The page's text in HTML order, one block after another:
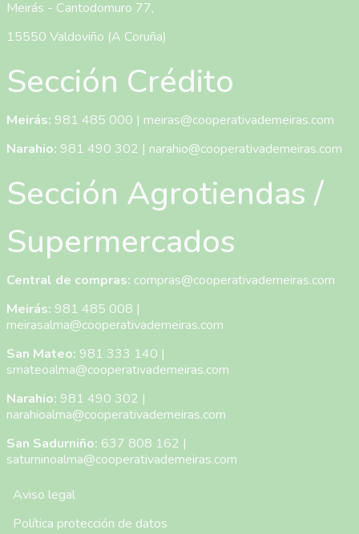
Meirás - Cantodomuro 77,
15550 Valdoviño (A Coruña)
Sección Crédito
Meirás: 981 485 000 | meiras@cooperativademeiras.com
Narahio: 981 490 302 | narahio@cooperativademeiras.com
Sección Agrotiendas /
Supermercados
Central de compras: compras@cooperativademeiras.com
Meirás: 981 485 008 |
meirasalma@cooperativademeiras.com
San Mateo: 981 333 140 |
smateoalma@cooperativademeiras.com
Narahio: 981 490 302 |
narahioalma@cooperativademeiras.com
San Sadurniño: 637 808 162 |
saturninoalma@cooperativademeiras.com
Menú Pie de Página
Aviso legal
Política protección de datos